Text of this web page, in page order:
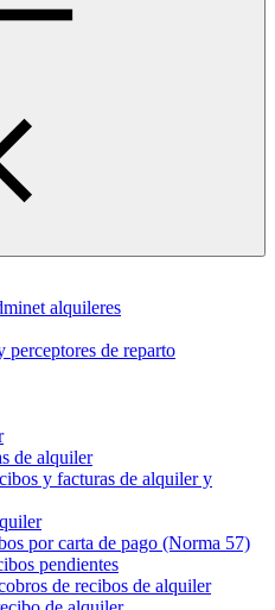
alquileres
perceptores de reparto
de alquiler
y facturas de alquiler y
por carta de pago (Norma 57)
pendientes
de recibos de alquiler